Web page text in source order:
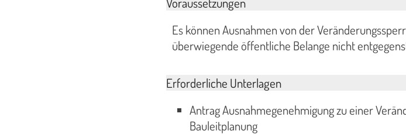
Es können Ausnahmen von der
überwiegende öffentliche Belange nicht
Erforderliche Unterlagen
Antrag Ausnahmegenehmigung zu einer
Bauleitplanung